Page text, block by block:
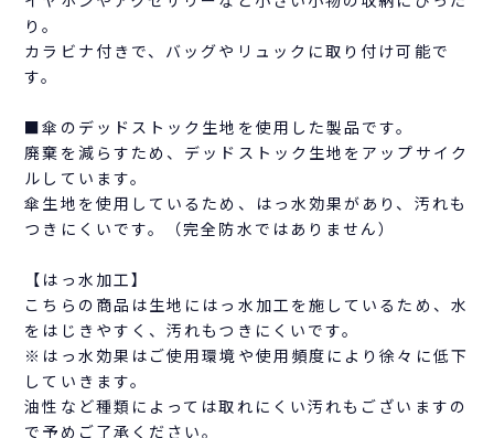
り。
カラビナ付きで、バッグやリュックに取り付け可能で
す。
■傘のデッドストック生地を使用した製品です。
廃棄を減らすため、デッドストック生地をアップサイク
ルしています。
傘生地を使用しているため、はっ水効果があり、汚れも
つきにくいです。（完全防水ではありません）
【はっ水加工】
こちらの商品は生地にはっ水加工を施しているため、水
をはじきやすく、汚れもつきにくいです。
※はっ水効果はご使用環境や使用頻度により徐々に低下
していきます。
油性など種類によっては取れにくい汚れもございますの
で予めご了承ください。